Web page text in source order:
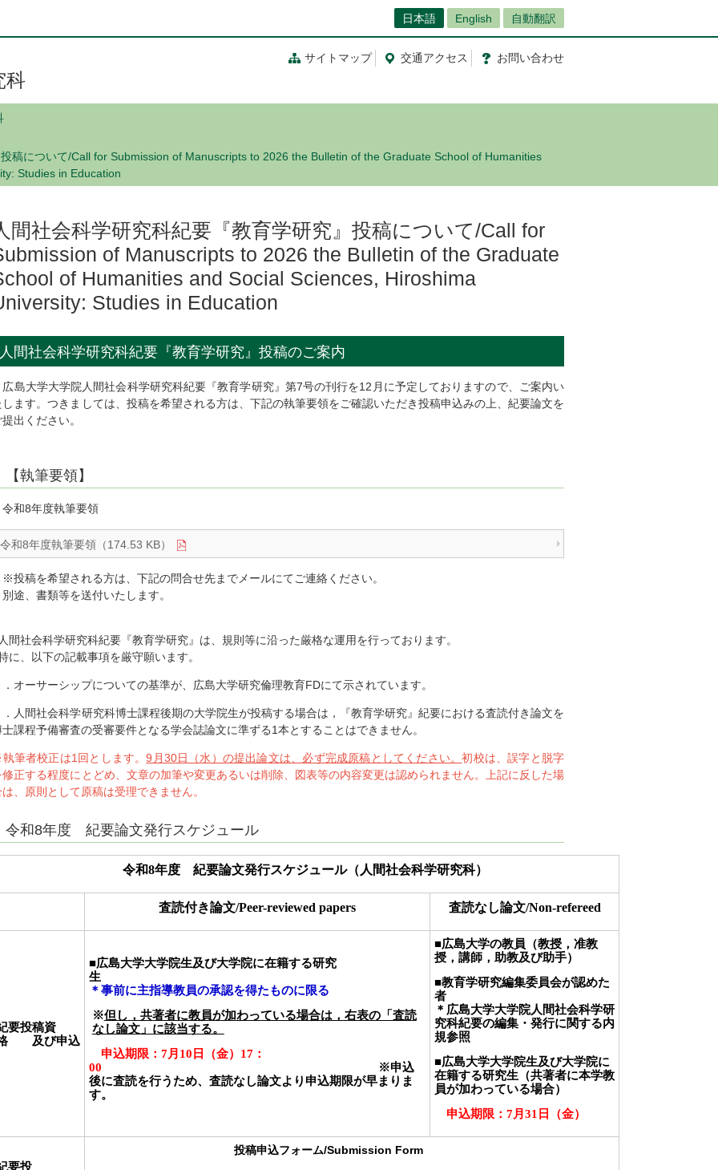
日本語 English 自動翻訳
サイトマップ 交通アクセス お問い合わせ
科
稿について/Call for Submission of Manuscripts to 2026 the Bulletin of the Graduate School of Humanities
Studies in Education
間社会科学研究科紀要『教育学研究』投稿について/Call for
of Manuscripts to 2026 the Bulletin of the Graduate
of Humanities and Social Sciences, Hiroshima
Studies in Education
人間社会科学研究科紀要『教育学研究』投稿のご案内
島大学大学院人間社会科学研究科紀要『教育学研究』第7号の刊行を12月に予定しておりますので、ご案内い
します。つきましては、投稿を希望される方は、下記の執筆要領をご確認いただき投稿申込みの上、紀要論文を
提出ください。
【執筆要領】
令和8年度執筆要領
令和8年度執筆要領（174.53 KB）
投稿を希望される方は、下記の問合せ先までメールにてご連絡ください。
途、書類等を送付いたします。
間社会科学研究科紀要『教育学研究』は、規則等に沿った厳格な運用を行っております。
に、以下の記載事項を厳守願います。
．オーサーシップについての基準が、広島大学研究倫理教育FDにて示されています。
．人間社会科学研究科博士課程後期の大学院生が投稿する場合は，『教育学研究』紀要における査読付き論文を
士課程予備審査の受審要件となる学会誌論文に準ずる1本とすることはできません。
筆者校正は1回とします。9月30日（水）の提出論文は、必ず完成原稿としてください。初校は、誤字と脱字
修正する程度にとどめ、文章の加筆や変更あるいは削除、図表等の内容変更は認められません。上記に反した場
は、原則として原稿は受理できません。
令和8年度 紀要論文発行スケジュール
令和8年度 紀要論文発行スケジュール（人間社会科学研究科）
査読付き論文/Peer-reviewed papers 査読なし論文/Non-refereed
要投稿資
及び申込
■広島大学大学院生及び大学院に在籍する研究
生
＊事前に主指導教員の承認を得たものに限る
※但し ，共著者に教員が加わっている場合は，右表の「査読
なし論文」に該当する。
申込期限：7月 10 日（金） 17 ：
00
※申込
後に査読を行うため、査読なし論文より申込期限が早まりま
す。
■広島大学の教員（教授，准教
授，講師，助教及び助手）
■教育学研究編集委員会が認めた
者
＊広島大学大学院人間社会科学研
究科紀要の編集・発行に関する内
規参照
■広島大学大学院生及び大学院に
在籍する研究生（共著者に本学教
員が加わっている場合）
申込期限：7月31 日（金）
要投
投稿申込フォーム/Submission Form